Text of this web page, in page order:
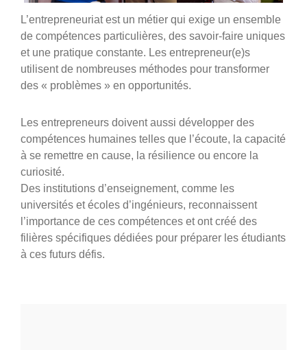
L’entrepreneuriat est un métier qui exige un ensemble
de compétences particulières, des savoir-faire uniques
et une pratique constante. Les entrepreneur(e)s
utilisent de nombreuses méthodes pour transformer
des « problèmes » en opportunités.
Les entrepreneurs doivent aussi développer des
compétences humaines telles que l’écoute, la capacité
à se remettre en cause, la résilience ou encore la
curiosité.
Des institutions d’enseignement, comme les
universités et écoles d’ingénieurs, reconnaissent
l’importance de ces compétences et ont créé des
filières spécifiques dédiées pour préparer les étudiants
à ces futurs défis.